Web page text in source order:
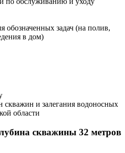
обозначенных задач (на полив,
в дом)
скважин и залегания водоносных
области
скважины 32 метров